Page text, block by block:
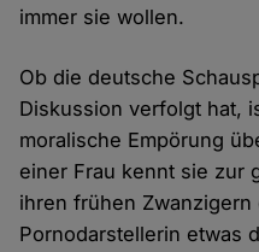
immer sie wollen.
Ob die deutsche
Diskussion verfolgt hat,
moralische Empörung
einer Frau kennt sie zur
ihren frühen Zwanzigern
Pornodarstellerin etwas